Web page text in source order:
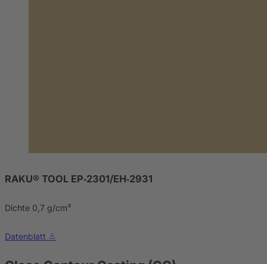
RAKU® TOOL EP‑2301/EH‑2931
Dichte 0,7 g/cm³
Datenblatt